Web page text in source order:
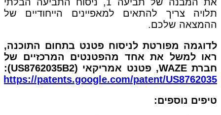
תלויה צריך להתאים למאפיינים הייחודיים של
ההמצאה שלכם.
לדוגמה מפורטת לניסוח פטנט בתחום התוכנה,
ראו למשל את אחד מהפטנטים המרכזיים של
חברת WAZE, פטנט אמריקאי (US8762035B2):
https://patents.google.com/patent/US8762035
טיפים נוספים: